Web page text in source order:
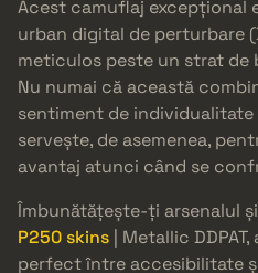
Acest camuflaj excepțional
urban digital de perturbare
meticulos peste un strat de
Nu numai că această
sentiment de
servește, de asemenea,
avantaj atunci când se
Îmbunătățește-ți arsenalul
P250 skins | Metallic
perfect între accesibilitate